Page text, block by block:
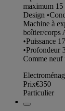
maximum 15
Design
Machine à
boîtier/corps
•Puissance
•Profondeur
Comme neuf
Prix€350
Particulier